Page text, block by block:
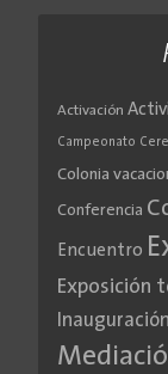
Activación
Campeonato
Colonia
Conferencia
Encuentro
Exposición
Inauguración